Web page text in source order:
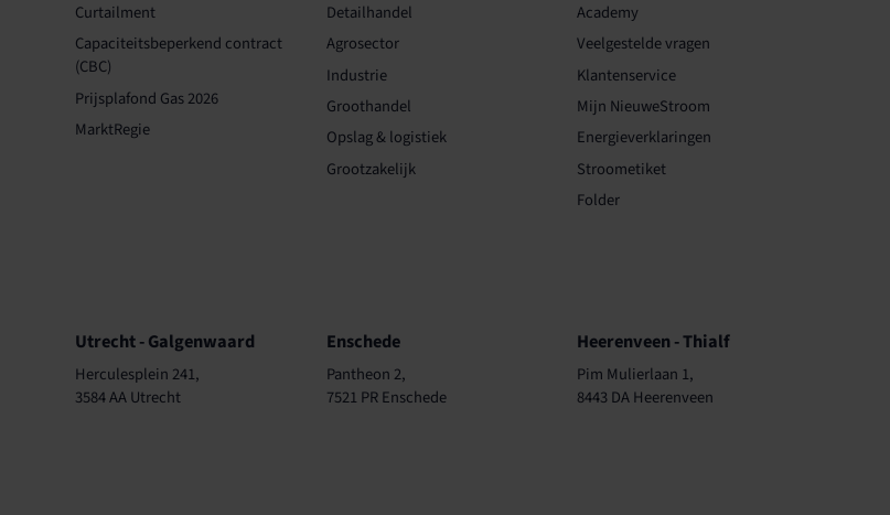
Curtailment
Capaciteits­­beperkend contract
(CBC)
Prijsplafond Gas 2026
MarktRegie
Detailhandel
Agrosector
Industrie
Groothandel
Opslag & logistiek
Grootzakelijk
Academy
Veelgestelde vragen
Klantenservice
Mijn NieuweStroom
Energieverklaringen
Stroometiket
Folder
Utrecht - Galgenwaard
Herculesplein 241,
3584 AA Utrecht
Enschede
Pantheon 2,
7521 PR Enschede
Heerenveen - Thialf
Pim Mulierlaan 1,
8443 DA Heerenveen